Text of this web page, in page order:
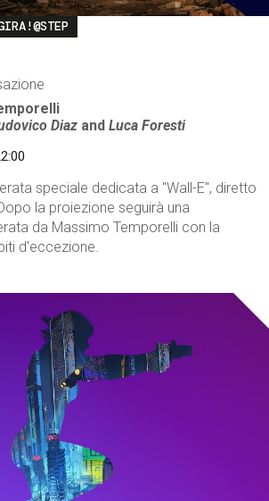
Diaz andLuca Foresti
speciale dedicata a "Wall-E", diretto
la proiezione seguirà una
da Massimo Temporelli con la
d'eccezione.